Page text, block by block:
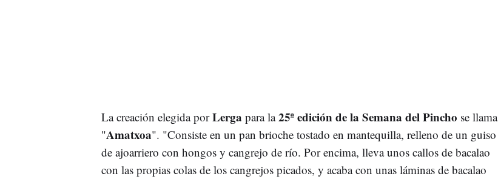
La creación elegida porLerga para la25ª edición de la Semana del Pincho se llama
"Amatxoa". "Consiste en un pan brioche tostado en mantequilla, relleno de un guiso
de ajoarriero con hongos y cangrejo de río. Por encima, lleva unos callos de bacalao
con las propias colas de los cangrejos picados, y acaba con unas láminas de bacalao